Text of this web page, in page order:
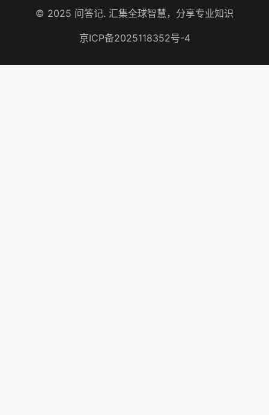
© 2025 问答记. 汇集全球智慧，分享专业知识
京ICP备2025118352号-4